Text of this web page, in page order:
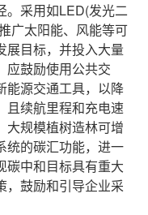
采用如LED(发光二
广太阳能、风能等可
展目标，并投入大量
应鼓励使用公共交
能源交通工具，以降
且续航里程和充电速
大规模植树造林可增
统的碳汇功能，进一
碳中和目标具有重大
，鼓励和引导企业采